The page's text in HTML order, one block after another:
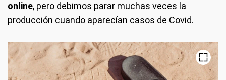
online, pero debimos parar muchas veces la
producción cuando aparecían casos de Covid.